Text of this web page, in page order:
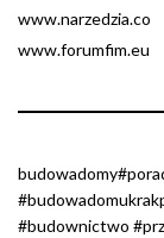
www.narzedzia.co
www.forumfim.eu
#budownictwo